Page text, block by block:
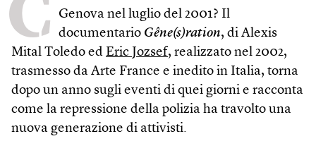
C
Genova nel luglio del 2001? Il
documentario Gêne(s)ration, di Alexis
Mital Toledo ed Eric Jozsef, realizzato nel 2002,
trasmesso da Arte France e inedito in Italia, torna
dopo un anno sugli eventi di quei giorni e racconta
come la repressione della polizia ha travolto una
nuova generazione di attivisti.